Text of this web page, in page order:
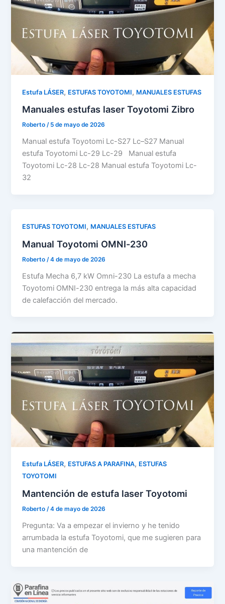
Estufa LÁSER, ESTUFAS TOYOTOMI, MANUALES ESTUFAS
Manuales estufas laser Toyotomi Zibro
Roberto/ 5 de mayo de 2026
Manual estufa Toyotomi Lc-S27 Lc–S27 Manual
estufa Toyotomi Lc-29 Lc-29 Manual estufa
Toyotomi Lc-28 Lc-28 Manual estufa Toyotomi Lc-
32
ESTUFAS TOYOTOMI, MANUALES ESTUFAS
Manual Toyotomi OMNI-230
Roberto /4 de mayo de 2026
Estufa Mecha 6,7 kW Omni-230 La estufa a mecha
Toyotomi OMNI-230 entrega la más alta capacidad
de calefacción del mercado.
Estufa LÁSER, ESTUFAS A PARAFINA, ESTUFAS
TOYOTOMI
Mantención de estufa laser Toyotomi
Roberto/4 de mayo de 2026
Pregunta: Va a empezar el invierno y he tenido
arrumbada la estufa Toyotomi, que me sugieren para
una mantención de